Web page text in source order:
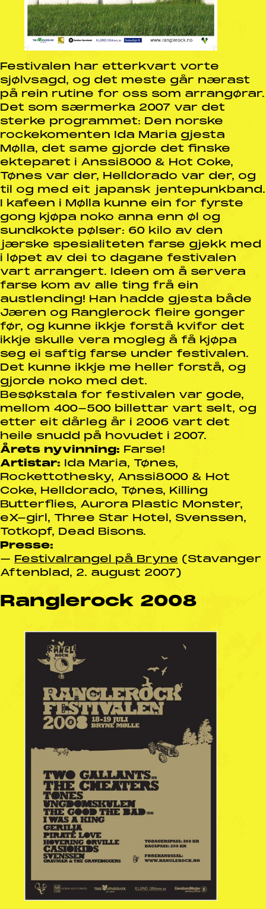
Festivalen har etterkvart vorte
sjølvsagd, og det meste går nærast
på rein rutine for oss som arrangørar.
Det som særmerka 2007 var det
sterke programmet: Den norske
rockekomenten Ida Maria gjesta
Mølla, det same gjorde det finske
ekteparet i Anssi8000 & Hot Coke,
Tønes var der, Helldorado var der, og
til og med eit japansk jentepunkband.
I kafeen i Mølla kunne ein for fyrste
gong kjøpa noko anna enn øl og
sundkokte pølser: 60 kilo av den
jærske spesialiteten farse gjekk med
i løpet av dei to dagane festivalen
vart arrangert. Ideen om å servera
farse kom av alle ting frå ein
austlending! Han hadde gjesta både
Jæren og Ranglerock fleire gonger
før, og kunne ikkje forstå kvifor det
ikkje skulle vera mogleg å få kjøpa
seg ei saftig farse under festivalen.
Det kunne ikkje me heller forstå, og
gjorde noko med det.
Besøkstala for festivalen var gode,
mellom 400-500 billettar vart selt, og
etter eit dårleg år i 2006 vart det
heile snudd på hovudet i 2007.
Årets nyvinning: Farse!
Artistar: Ida Maria, Tønes,
Rockettothesky, Anssi8000 & Hot
Coke, Helldorado, Tønes, Killing
Butterflies, Aurora Plastic Monster,
eX-girl, Three Star Hotel, Svenssen,
Totkopf, Dead Bisons.
Presse:
– Festivalrangel på Bryne (Stavanger
Aftenblad, 2. august 2007)
Ranglerock 2008